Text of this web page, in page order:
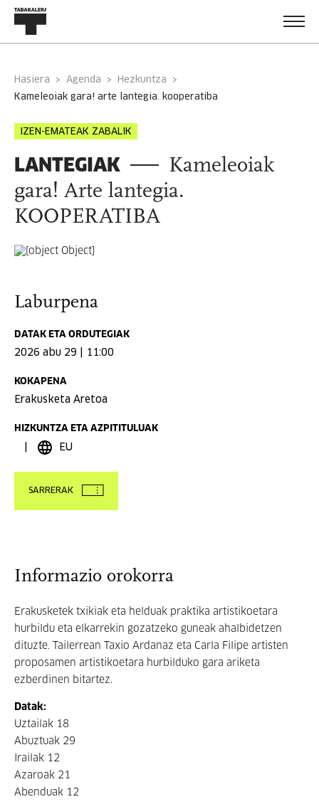
Hasiera Agenda
Hezkuntza
kameleoiak gara! arte lantegia. kooperatiba
IZEN-EMATEAK ZABALIK
LANTEGIAK
Kameleoiak
gara! Arte lantegia.
KOOPERATIBA
Laburpena
DATAK ETA ORDUTEGIAK
2026 abu 29 | 11:00
KOKAPENA
Erakusketa Aretoa
HIZKUNTZA ETA AZPITITULUAK
EU
SARRERAK
Informazio orokorra
Erakusketek txikiak eta helduak praktika artistikoetara
hurbildu eta elkarrekin gozatzeko guneak ahalbidetzen
dituzte. Tailerrean Taxio Ardanaz eta Carla Filipe artisten
proposamen artistikoetara hurbilduko gara ariketa
ezberdinen bitartez.
Datak:
Uztailak 18
Abuztuak 29
Irailak 12
Azaroak 21
Abenduak 12